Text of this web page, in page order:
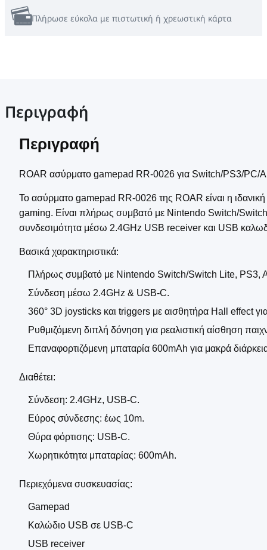
Πλήρωσε εύκολα με πιστωτική ή χρεωστική κάρτα
Περιγραφή
Περιγραφή
ROAR ασύρματο gamepad RR-0026 για Switch/PS3/PC/
Το ασύρματο gamepad RR-0026 της ROAR είναι η
gaming. Είναι πλήρως συμβατό με Nintendo Switch/
συνδεσιμότητα μέσω 2.4GHz USB receiver και USB
Βασικά χαρακτηριστικά:
Πλήρως συμβατό με Nintendo Switch/Switch Lite, PS3,
Σύνδεση μέσω 2.4GHz & USB-C.
360° 3D joysticks και triggers με αισθητήρα Hall effect
Ρυθμιζόμενη διπλή δόνηση για ρεαλιστική αίσθηση
Επαναφορτιζόμενη μπαταρία 600mAh για μακρά
Διαθέτει:
Σύνδεση: 2.4GHz, USB-C.
Εύρος σύνδεσης: έως 10m.
Θύρα φόρτισης: USB-C.
Χωρητικότητα μπαταρίας: 600mAh.
Περιεχόμενα συσκευασίας:
Gamepad
Καλώδιο USB σε USB-C
USB receiver